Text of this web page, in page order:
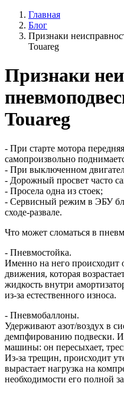
Главная
Блог
Признаки
Touareg
Признаки
Touareg
- При старте мотора
самопроизвольно
- При выключенном
- Дорожный просвет часто
- Просела одна из стоек;
- Сервисный режим в ЭБУ
сходе-развале.
Что может сломаться в
- Пневмостойка.
Именно на него происходит
движения, которая
жидкость внутри
из-за естественного износа.
- Пневмобаллоны.
Удерживают азот/воздух в
демпфированию подвески.
машины: он пересыхает,
Из-за трещин, происходит
вырастает нагрузка на
необходимости его полной